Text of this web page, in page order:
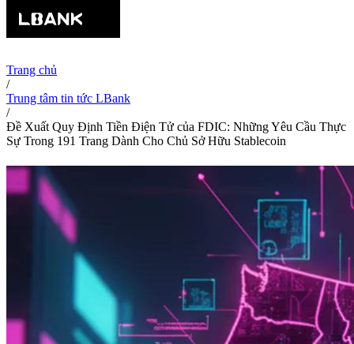
Trang chủ
/
Trung tâm tin tức LBank
/
Đề Xuất Quy Định Tiền Điện Tử của FDIC: Những Yêu Cầu Thực
Sự Trong 191 Trang Dành Cho Chủ Sở Hữu Stablecoin